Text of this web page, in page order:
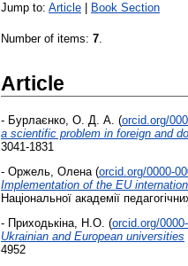
Jump to: Article Book Section
Number of items: 7.
Article
- Бурлаєнко, О. Д. А. (orcid.org/
a scientific problem in foreign and
3041-1831
- Оржель, Олена (orcid.org/0000-
Implementation of the EU
Національної академії
- Приходькіна, Н.О. (orcid.org/
Ukrainian and European universities
4952